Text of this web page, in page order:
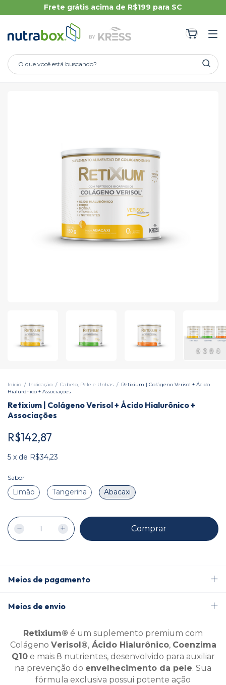
Início / Indicação / Cabelo, Pele e Unhas / Retixium | Colágeno Verisol + Ácido
Hialurônico + Associações
Retixium | Colágeno Verisol + Ácido Hialurônico +
Associações
R$142,87
5 x de R$34,23
Sabor
Limão Tangerina Abacaxi
Meios de pagamento
Meios de envio
Retixium® é um suplemento premium com
Colágeno Verisol®,Ácido Hialurônico, Coenzima
Q10e mais 8 nutrientes, desenvolvido para auxiliar
na prevenção do envelhecimento da pele. Sua
fórmula exclusiva possui potente ação